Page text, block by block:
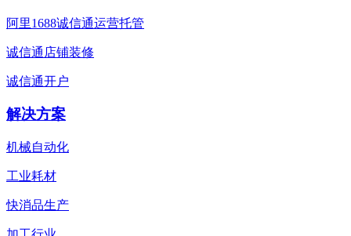
阿里1688诚信通运营托管
诚信通店铺装修
诚信通开户
解决方案
机械自动化
工业耗材
快消品生产